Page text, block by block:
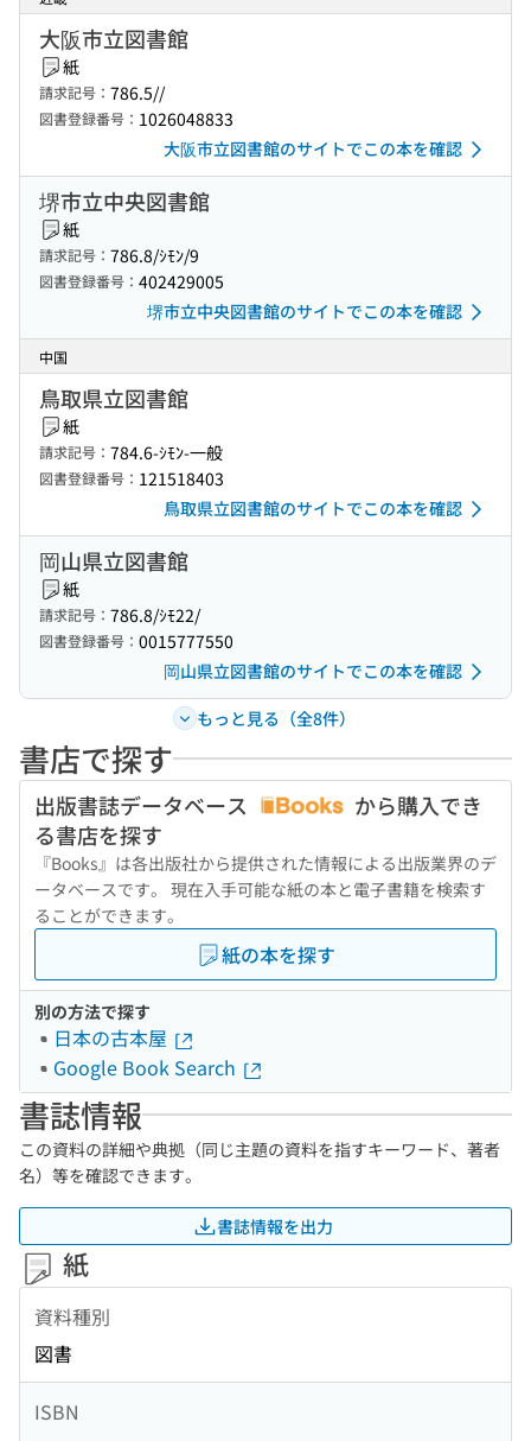
大阪市立図書館
紙
請求記号： 786.5//
図書登録番号： 1026048833
大阪市立図書館のサイトでこの本を確認
堺市立中央図書館
紙
請求記号： 786.8/ｼﾓﾝ/9
図書登録番号： 402429005
堺市立中央図書館のサイトでこの本を確認
中国
鳥取県立図書館
紙
請求記号： 784.6-ｼﾓﾝ-一般
図書登録番号： 121518403
鳥取県立図書館のサイトでこの本を確認
岡山県立図書館
紙
請求記号： 786.8/ｼﾓ22/
図書登録番号： 0015777550
岡山県立図書館のサイトでこの本を確認
もっと見る（全8件）
書店で探す
出版書誌データベース
から購入でき
る書店を探す
『Books』は各出版社から提供された情報による出版業界のデ
ータベースです。 現在入手可能な紙の本と電子書籍を検索す
ることができます。
紙の本を探す
別の方法で探す
日本の古本屋
Google Book Search
書誌情報
この資料の詳細や典拠（同じ主題の資料を指すキーワード、著者
名）等を確認できます。
書誌情報を出力
紙
資料種別
図書
ISBN